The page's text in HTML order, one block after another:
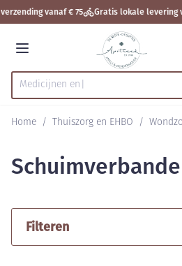
Ga naar de inhoud
1 van 1vanaf € 75 Gratis lokale levering
Menu
Product, merk, categorie...
Home / Thuiszorg en EHBO /
Filteren